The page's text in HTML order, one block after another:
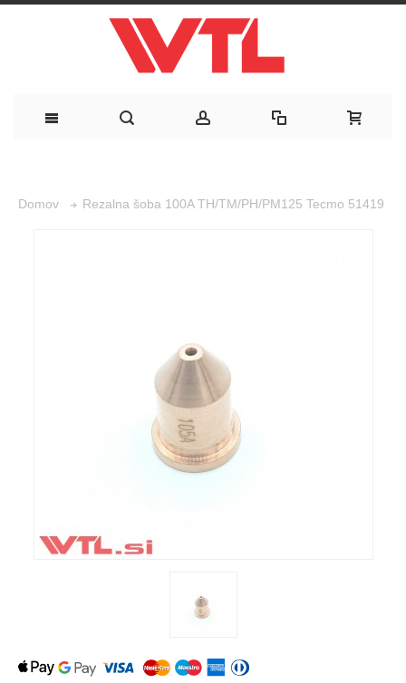
Domov Rezalna šoba 100A TH/TM/PH/PM125 Tecmo 51419